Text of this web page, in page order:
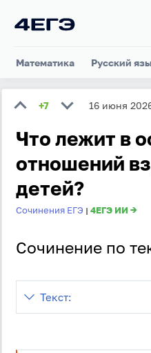
Математика Русский
+7 16 июня
Что лежит в
отношений
детей?
Сочинения ЕГЭ | 4ЕГЭ ИИ →
Сочинение по
Текст: